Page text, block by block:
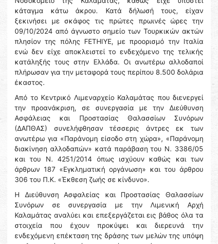
κάταγμα κάτω άκρου. Κατά δήλωσή τους, είχαν
ξεκινήσει με σκάφος τις πρώτες πρωινές ώρες την
09/10/2024 από άγνωστο σημείο των Τουρκικών ακτών
πλησίον της πόλης FETHIYE, με προορισμό την Ιταλία
ενώ δεν είχε αποκλειστεί το ενδεχόμενο της τελικής
κατάληξής τους στην Ελλάδα. Οι ανωτέρω αλλοδαποί
πλήρωσαν για την μεταφορά τους περίπου 8.500 δολάρια
έκαστος.
Από το Κεντρικό Λιμεναρχείο Καλαμάτας που διενεργεί
την προανάκριση, σε συνεργασία με την Διεύθυνση
Ασφάλειας και Προστασίας Θαλασσίων Συνόρων
(ΔΑΠΘΑΣ) συνελήφθησαν τέσσερις άντρες εκ των
ανωτέρω για «Παράνομη είσοδο στη χώρα», «Παράνομη
διακίνηση αλλοδαπών» κατά παράβαση του Ν. 3386/05
και του Ν. 4251/2014 όπως ισχύουν καθώς και των
άρθρων 187 «Εγκληματική οργάνωση» και του άρθρου
306 του Π.Κ. «Έκθεση ζωής σε κίνδυνο».
Η Διεύθυνση Ασφαλείας και Προστασίας Θαλασσίων
Συνόρων σε συνεργασία με την Λιμενική Αρχή
Καλαμάτας αναλύει και επεξεργάζεται εις βάθος όλα τα
στοιχεία που έχουν προκύψει και διερευνά την
ενδεχόμενη επέκταση της δράσης των μελών της υπόψη